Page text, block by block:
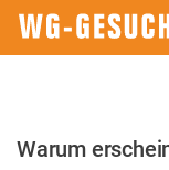
Bitte
Warum